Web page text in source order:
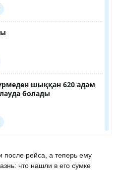
после рейса, а теперь ему
что нашли в его сумке